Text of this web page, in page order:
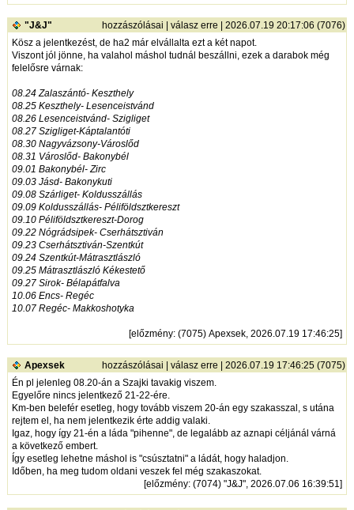
"J&J" hozzászólásai |válasz erre | 2026.07.19 20:17:06 (7076)
Kösz a jelentkezést, de ha2 már elvállalta ezt a két napot.
Viszont jól jönne, ha valahol máshol tudnál beszállni, ezek a darabok még
felelősre várnak:
08.24 Zalaszántó- Keszthely
08.25 Keszthely- Lesenceistvánd
08.26 Lesenceistvánd- Szigliget
08.27 Szigliget-Káptalantóti
08.30 Nagyvázsony-Városlőd
08.31 Városlőd- Bakonybél
09.01 Bakonybél- Zirc
09.03 Jásd- Bakonykuti
09.08 Szárliget- Koldusszállás
09.09 Koldusszállás- Péliföldsztkereszt
09.10 Péliföldsztkereszt-Dorog
09.22 Nógrádsipek- Cserhátsztiván
09.23 Cserhátsztiván-Szentkút
09.24 Szentkút-Mátrasztlászló
09.25 Mátrasztlászló Kékestető
09.27 Sirok- Bélapátfalva
10.06 Encs- Regéc
10.07 Regéc- Makkoshotyka
[előzmény: (7075) Apexsek, 2026.07.19 17:46:25]
Apexsek hozzászólásai |válasz erre | 2026.07.19 17:46:25 (7075)
Én pl jelenleg 08.20-án a Szajki tavakig viszem.
Egyelőre nincs jelentkező 21-22-ére.
Km-ben belefér esetleg, hogy tovább viszem 20-án egy szakasszal, s utána
rejtem el, ha nem jelentkezik érte addig valaki.
Igaz, hogy így 21-én a láda "pihenne", de legalább az aznapi céljánál várná
a következő embert.
Így esetleg lehetne máshol is "csúsztatni" a ládát, hogy haladjon.
Időben, ha meg tudom oldani veszek fel még szakaszokat.
[előzmény: (7074) "J&J", 2026.07.06 16:39:51]